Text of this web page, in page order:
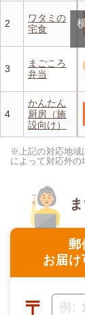
2
ワタミの
宅食
3
まごころ
弁当
4
かんたん
厨房（施
設向け）
※上記の対応地域
によって対応外の
郵
お届
〒